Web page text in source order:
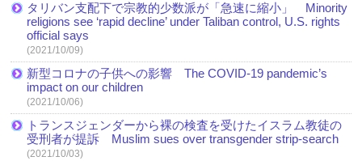
タリバン支配下で宗教的少数派が「急速に縮小」 Minority
religions see ‘rapid decline’ under Taliban control, U.S. rights
official says
(2021/10/09)
新型コロナの子供への影響 The COVID-19 pandemic’s
impact on our children
(2021/10/06)
トランスジェンダーから裸の検査を受けたイスラム教徒の
受刑者が提訴 Muslim sues over transgender strip-search
(2021/10/03)